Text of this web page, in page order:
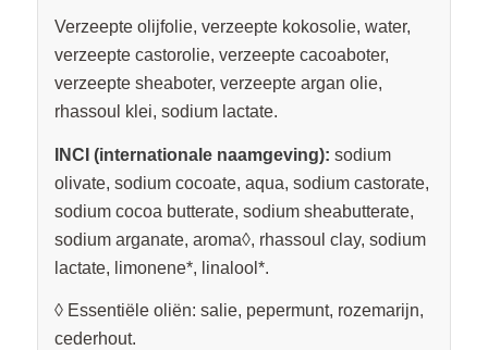
Verzeepte olijfolie, verzeepte kokosolie, water,
verzeepte castorolie, verzeepte cacoaboter,
verzeepte sheaboter, verzeepte argan olie,
rhassoul klei, sodium lactate.
INCI (internationale naamgeving): sodium
olivate, sodium cocoate, aqua, sodium castorate,
sodium cocoa butterate, sodium sheabutterate,
sodium arganate, aroma◊, rhassoul clay, sodium
lactate, limonene*, linalool*.
◊ Essentiële oliën: salie, pepermunt, rozemarijn,
cederhout.